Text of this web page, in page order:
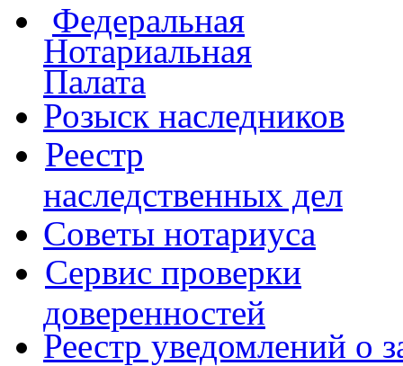
Федеральная
Нотариальная
Палата
Розыск наследников
Реестр
наследственных дел
Советы нотариуса
Сервис проверки
доверенностей
Реестр уведомлений о